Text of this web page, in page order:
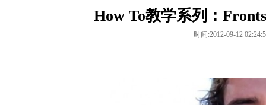
How To教学系列：
时间:2012-09-12